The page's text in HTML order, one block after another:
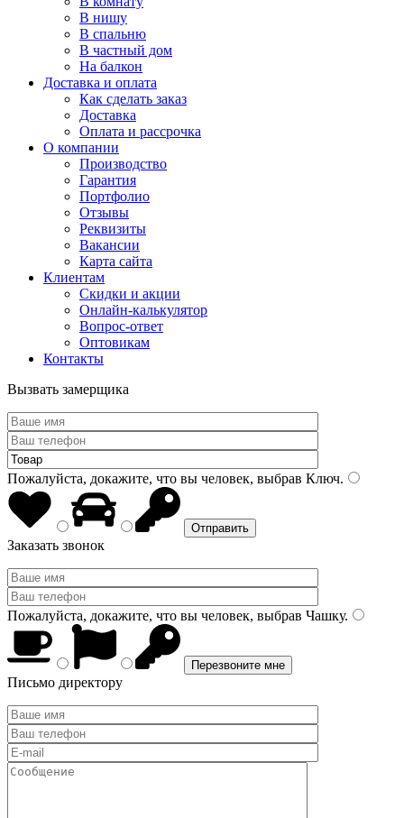
В нишу
В спальню
В частный дом
На балкон
Доставка и оплата
Как сделать заказ
Доставка
Оплата и рассрочка
О компании
Производство
Гарантия
Портфолио
Отзывы
Реквизиты
Вакансии
Карта сайта
Клиентам
Скидки и акции
Онлайн-калькулятор
Вопрос-ответ
Оптовикам
Контакты
Вызвать замерщика
Пожалуйста, докажите, что вы человек, выбрав Ключ.
Заказать звонок
Пожалуйста, докажите, что вы человек, выбрав Чашку.
Письмо директору